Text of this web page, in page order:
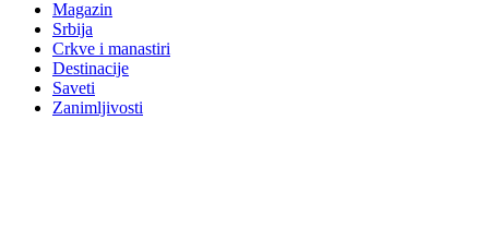
Magazin
Srbija
Crkve i manastiri
Destinacije
Saveti
Zanimljivosti